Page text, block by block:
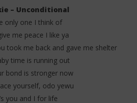
Black Sherif – Amazing
& Traduction)
– Unconditional
only one I think of
me peace I like ya
took me back and gave me shelter
time is running out
bond is stronger now
yourself, odo yewu
you and I for life